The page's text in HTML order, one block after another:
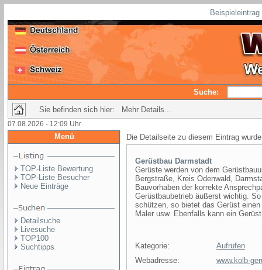
Suche:
Sie befinden sich hier: Mehr Details...
07.08.2026 - 12:09 Uhr
Menü
TOP-Liste Bewertung
TOP-Liste Besucher
Neue Einträge
Detailsuche
Livesuche
TOP100
Suchtipps
Die Detailseite zu diesem Eintrag
Gerüstbau Darmstadt
Gerüste werden von dem
Bergstraße, Kreis Odenwald,
Bauvorhaben der korrekte
Gerüstbaubetrieb äußerst wichtig.
schützen, so bietet das Gerüst
Maler usw. Ebenfalls kann ein
Kategorie:
Aufrufen
Webadresse:
www.kolb-